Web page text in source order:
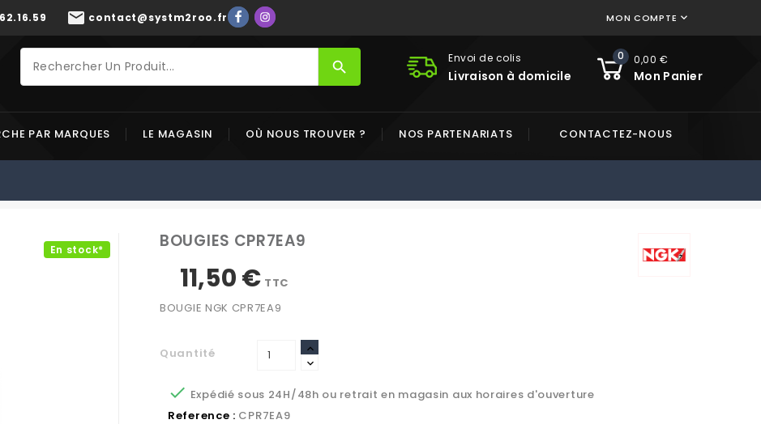
mail contact@systm2roo.fr MON COMPTE 
0 0,00 €
Mon Panier
Envoi de colis
Livraison à domicile
search
PAR MARQUES LE MAGASIN OÙ NOUS TROUVER ? NOS PARTENARIATS CONTACTEZ-NOUS
En stock* BOUGIES CPR7EA9
11,50 € TTC
BOUGIE NGK CPR7EA9
Quantité
 Expédié sous 24H/48h ou retrait en magasin aux horaires d'ouverture
Reference : CPR7EA9